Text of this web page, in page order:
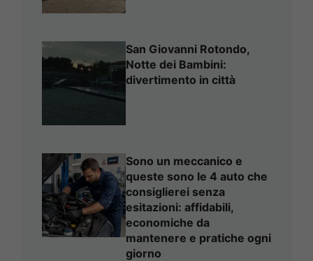
San Giovanni Rotondo,
Notte dei Bambini:
divertimento in città
Sono un meccanico e
queste sono le 4 auto che
consiglierei senza
esitazioni: affidabili,
economiche da
mantenere e pratiche ogni
giorno